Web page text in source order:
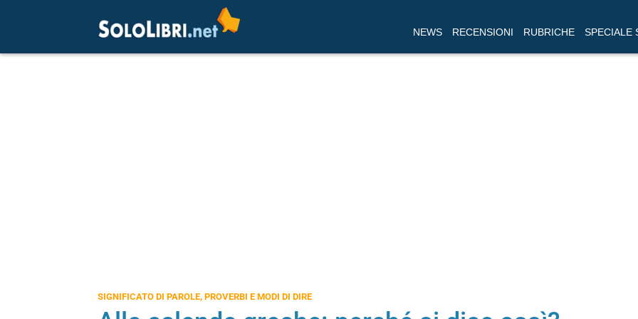
NEWS RECENSIONI RUBRICHE SPECIALE
SIGNIFICATO DI PAROLE, PROVERBI E MODI DI DIRE